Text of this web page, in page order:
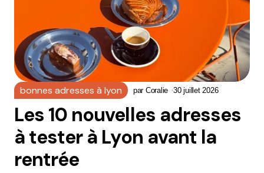
bonnes adresses à lyon par Coralie 30 juillet 2026
Les 10 nouvelles adresses
à tester à Lyon avant la
rentrée